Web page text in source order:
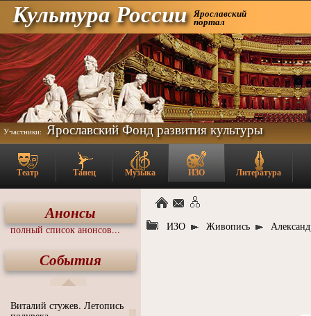
Культура России Ярославский
портал
Участники: Ярославский Фонд развития культуры
Театр Танец Музыка ИЗО Литература
Анонсы
полный список анонсов...
События
Виталий стужев. Летопись
ИЗО Живопись